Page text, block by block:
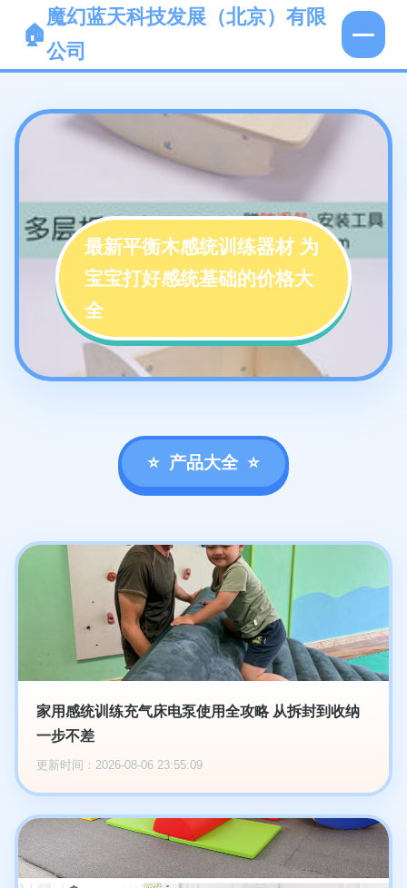
魔幻蓝天科技发展（北京）有限
公司
最新平衡木感统训练器材 为
宝宝打好感统基础的价格大
全
产品大全
家用感统训练充气床电泵使用全攻略 从拆封到收纳
一步不差
更新时间：2026-08-06 23:55:09